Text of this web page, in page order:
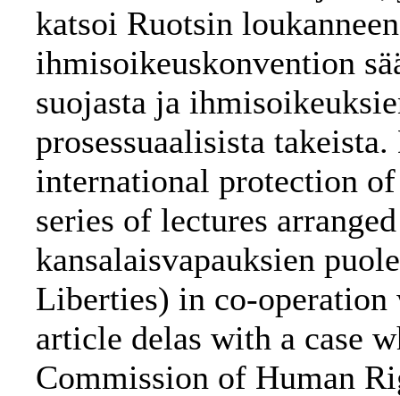
katsoi Ruotsin
ihmisoikeuskonvention
suojasta ja
prosessuaalisista
international protection
series of lectures
kansalaisvapauksien
Liberties) in co-
article delas with a case
Commission of Human